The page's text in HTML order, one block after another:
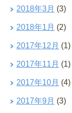
2018年3月 (3)
2018年1月 (2)
2017年12月 (1)
2017年11月 (1)
2017年10月 (4)
2017年9月 (3)